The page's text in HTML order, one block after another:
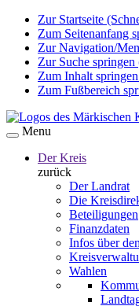
Zur Startseite
Zum Seitenanfang
Zur Navigation/
Zur Suche
Zum Inhalt
Zum Fußbereich
Menu
Der Kreis
zurück
Der Landrat
Die
Beteiligungen
Finanzdaten
Infos über
Wahlen